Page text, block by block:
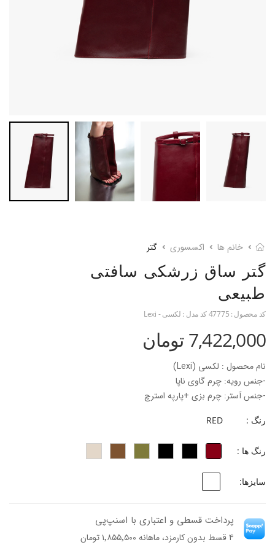
خانم ها اکسسوری گتر
گتر ساق زرشکی سافتی
طبیعی
کد محصول : 47775کد مدل : لکسی - Lexi
7,422,000 تومان
نام محصول : لکسی (Lexi)
-جنس رویه: چرم گاوی ناپا
-جنس آستر: چرم بزی +پارپه استرچ
رنگ : RED
رنگ ها :
سایزها:
پرداخت قسطی و اعتباری با اسنپ‌پی
۴ قسط بدون کارمزد، ماهانه ۱٬۸۵۵٬۵۰۰ تومان